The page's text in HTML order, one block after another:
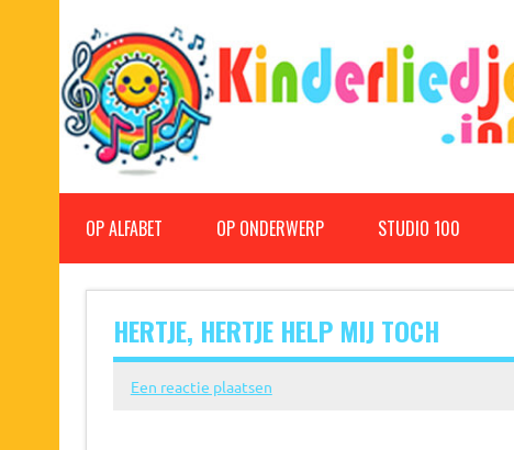
Kinderliedjes
OP ALFABET OP ONDERWERP STUDIO 100
HERTJE, HERTJE HELP MIJ TOCH
Een reactie plaatsen